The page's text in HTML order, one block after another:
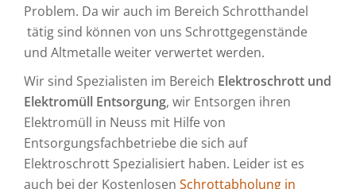
Problem. Da wir auch im Bereich Schrotthandel
tätig sind können von uns Schrottgegenstände
und Altmetalle weiter verwertet werden.
Wir sind Spezialisten im Bereich Elektroschrott und
Elektromüll Entsorgung, wir Entsorgen ihren
Elektromüll in Neuss mit Hilfe von
Entsorgungsfachbetriebe die sich auf
Elektroschrott Spezialisiert haben. Leider ist es
auch bei der Kostenlosen Schrottabholung in